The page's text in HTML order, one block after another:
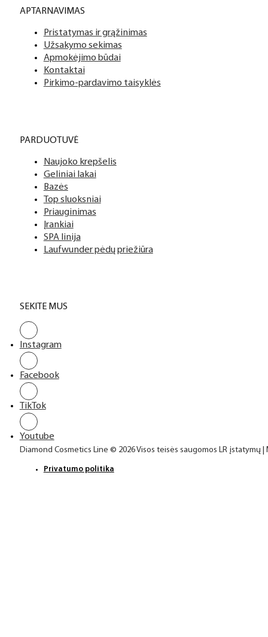
APTARNAVIMAS
Pristatymas ir grąžinimas
Užsakymo sekimas
Apmokėjimo būdai
Kontaktai
Pirkimo-pardavimo taisyklės
PARDUOTUVĖ
Naujoko krepšelis
Geliniai lakai
Bazės
Top sluoksniai
Priauginimas
Įrankiai
SPA linija
Laufwunder pėdų priežiūra
SEKITE MUS
Instagram
Facebook
TikTok
Youtube
Diamond Cosmetics Line © 2026 Visos teisės saugomos LR įstatymų
Privatumo politika